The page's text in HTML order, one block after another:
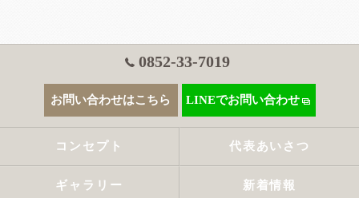
0852-33-7019
お問い合わせはこちら LINEでお問い合わせ
コンセプト 代表あいさつ
ギャラリー 新着情報